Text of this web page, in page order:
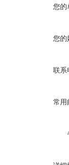
您的
您的
联系
常用